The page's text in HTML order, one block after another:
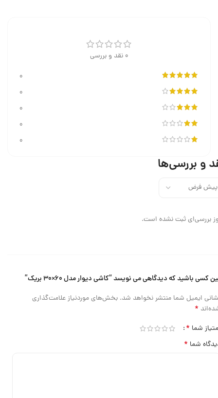
0 نقد و بررسی
0
0
0
0
0
و بررسی‌ها
بررسی‌ای ثبت نشده است.
کسی باشید که دیدگاهی می نویسد “کاشی دیوار مدل ۶۰×۳۰ بریک”
ایمیل شما منتشر نخواهد شد. بخش‌های موردنیاز علامت‌گذاری
*
شما *
شما *